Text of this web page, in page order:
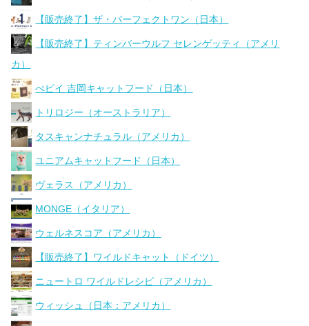
【販売終了】ザ・パーフェクトワン（日本）
【販売終了】ティンバーウルフ セレンゲッティ（アメリ
カ）
ぺピイ 吉岡キャットフード（日本）
トリロジー（オーストラリア）
タスキャンナチュラル（アメリカ）
ユニアムキャットフード（日本）
ヴェラス（アメリカ）
MONGE（イタリア）
ウェルネスコア（アメリカ）
【販売終了】ワイルドキャット（ドイツ）
ニュートロ ワイルドレシピ（アメリカ）
ウィッシュ（日本：アメリカ）